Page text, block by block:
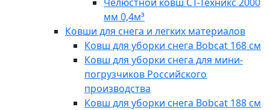
мм 0,4м³
Ковши для снега и легких материалов
Ковш для уборки снега Bobcat 168 см
Ковш для уборки снега для мини-
погрузчиков Российского
производства
Ковш для уборки снега Bobcat 188 см